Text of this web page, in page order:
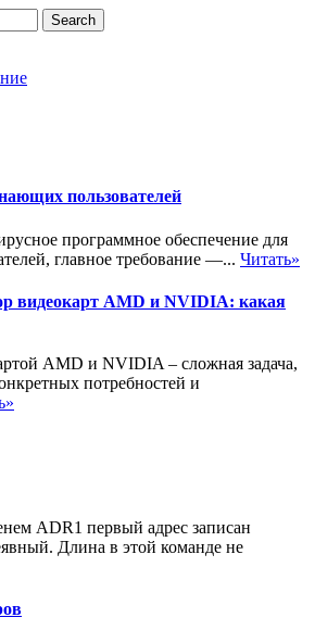
пользователей
программное обеспечение для
главное требование —... Читать»
видеокарт AMD и NVIDIA: какая
AMD и NVIDIA – сложная задача,
потребностей и
ADR1 первый адрес записан
Длина в этой команде не